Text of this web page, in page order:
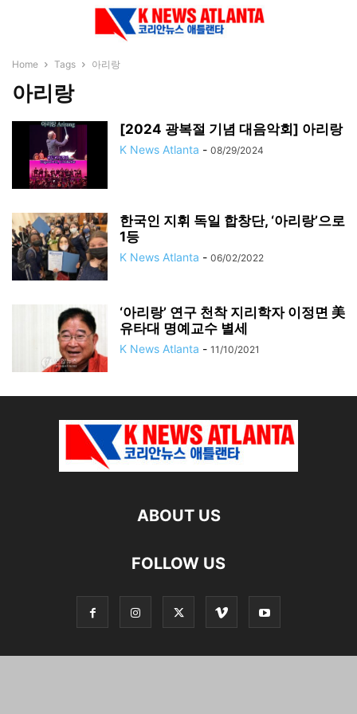
Home Tags 아리랑
아리랑
[2024 광복절 기념 대음악회] 아리랑
K News Atlanta - 08/29/2024
한국인 지휘 독일 합창단, ‘아리랑’으로
1등
K News Atlanta - 06/02/2022
‘아리랑’ 연구 천착 지리학자 이정면 美
유타대 명예교수 별세
K News Atlanta - 11/10/2021
ABOUT US
FOLLOW US